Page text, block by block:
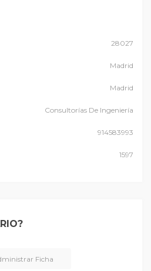
28027
Madrid
Madrid
Consultorías De Ingeniería
914583993
1597
Ficha